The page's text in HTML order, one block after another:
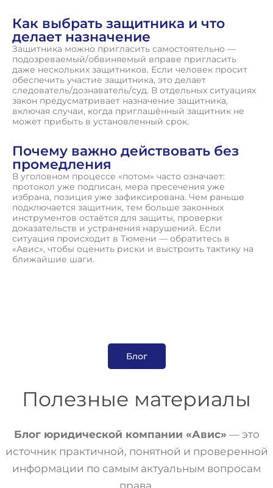
Как выбрать защитника и что
делает назначение
Защитника можно пригласить самостоятельно —
подозреваемый/обвиняемый вправе пригласить
даже нескольких защитников. Если человек просит
обеспечить участие защитника, это делает
следователь/дознаватель/суд. В отдельных ситуациях
закон предусматривает назначение защитника,
включая случаи, когда приглашённый защитник не
может прибыть в установленный срок.
Почему важно действовать без
промедления
В уголовном процессе «потом» часто означает:
протокол уже подписан, мера пресечения уже
избрана, позиция уже зафиксирована. Чем раньше
подключается защитник, тем больше законных
инструментов остаётся для защиты, проверки
доказательств и устранения нарушений. Если
ситуация происходит в Тюмени — обратитесь в
«Авис», чтобы оценить риски и выстроить тактику на
ближайшие шаги.
Блог
Полезные материалы
Блог юридической компании «Авис» — это
источник практичной, понятной и проверенной
информации по самым актуальным вопросам
права.